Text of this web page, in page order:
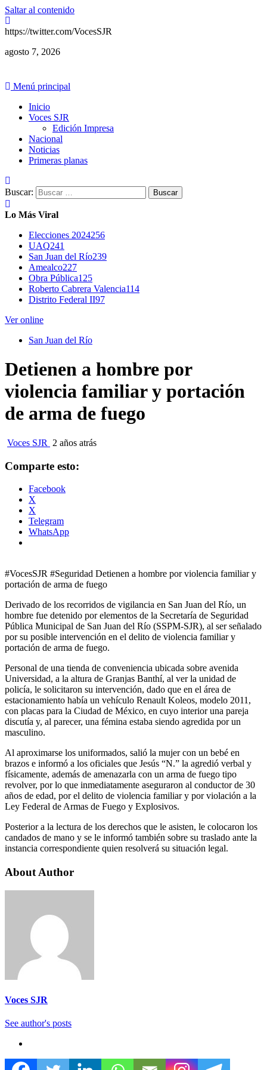
Saltar al contenido
https://twitter.com/VocesSJR
agosto 7, 2026
Menú principal
Inicio
Voces SJR
Edición Impresa
Nacional
Noticias
Primeras planas
Buscar:
Lo Más Viral
Elecciones 2024256
UAQ241
San Juan del Río239
Amealco227
Obra Pública125
Roberto Cabrera Valencia114
Distrito Federal II97
Ver online
San Juan del Río
Detienen a hombre por
violencia familiar y portación
de arma de fuego
Voces SJR 2 años atrás
Comparte esto:
Facebook
X
X
Telegram
WhatsApp
#VocesSJR #Seguridad Detienen a hombre por violencia familiar y
portación de arma de fuego
Derivado de los recorridos de vigilancia en San Juan del Río, un
hombre fue detenido por elementos de la Secretaría de Seguridad
Pública Municipal de San Juan del Río (SSPM-SJR), al ser señalado
por su posible intervención en el delito de violencia familiar y
portación de arma de fuego.
Personal de una tienda de conveniencia ubicada sobre avenida
Universidad, a la altura de Granjas Banthí, al ver la unidad de
policía, le solicitaron su intervención, dado que en el área de
estacionamiento había un vehículo Renault Koleos, modelo 2011,
con placas para la Ciudad de México, en cuyo interior una pareja
discutía y, al parecer, una fémina estaba siendo agredida por un
masculino.
Al aproximarse los uniformados, salió la mujer con un bebé en
brazos e informó a los oficiales que Jesús “N.” la agredió verbal y
físicamente, además de amenazarla con un arma de fuego tipo
revolver, por lo que inmediatamente aseguraron al conductor de 30
años de edad, por el delito de violencia familiar y por violación a la
Ley Federal de Armas de Fuego y Explosivos.
Posterior a la lectura de los derechos que le asisten, le colocaron los
candados de mano y se le informó también sobre su traslado ante la
instancia correspondiente quien resolverá su situación legal.
About Author
Voces SJR
See author's posts